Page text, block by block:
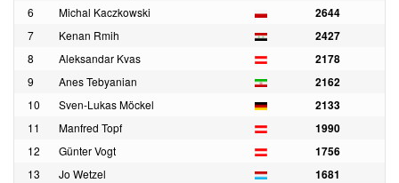
6 Michal Kaczkowski 2644
7 Kenan Rmih 2427
8 Aleksandar Kvas 2178
9 Anes Tebyanian 2162
10 Sven-Lukas Möckel 2133
11 Manfred Topf 1990
12 Günter Vogt 1756
13 Jo Wetzel 1681